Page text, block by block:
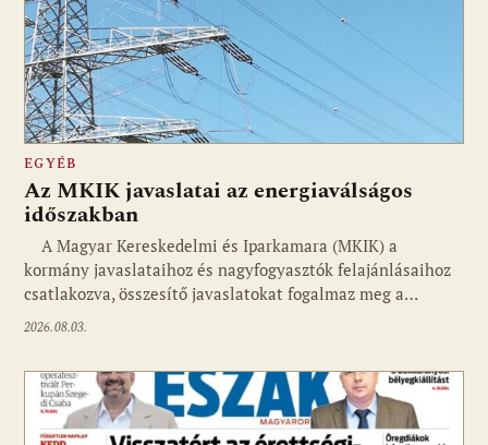
EGYÉB
Az MKIK javaslatai az energiaválságos
időszakban
A Magyar Kereskedelmi és Iparkamara (MKIK) a
kormány javaslataihoz és nagyfogyasztók felajánlásaihoz
csatlakozva, összesítő javaslatokat fogalmaz meg a…
2026.08.03.